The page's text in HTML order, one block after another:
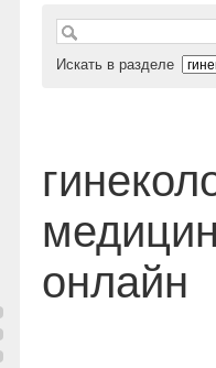
Искать в разделе
онлайн